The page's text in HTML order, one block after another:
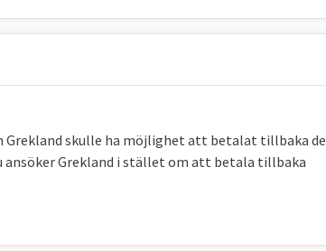
utbetalning
Grekland skulle ha möjlighet att betalat tillbaka de
ansöker Grekland i stället om att betala tillbaka